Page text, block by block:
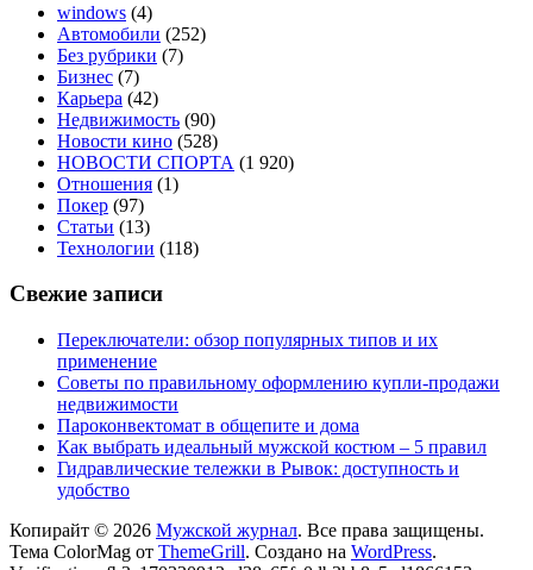
windows (4)
Автомобили (252)
Без рубрики (7)
Бизнес (7)
Карьера (42)
Недвижимость (90)
Новости кино (528)
НОВОСТИ СПОРТА (1 920)
Отношения (1)
Покер (97)
Статьи (13)
Технологии (118)
Свежие записи
Переключатели: обзор популярных типов и их
применение
Советы по правильному оформлению купли-продажи
недвижимости
Пароконвектомат в общепите и дома
Как выбрать идеальный мужской костюм – 5 правил
Гидравлические тележки в Рывок: доступность и
удобство
Копирайт © 2026 Мужской журнал. Все права защищены.
Тема ColorMag от ThemeGrill. Создано на WordPress.